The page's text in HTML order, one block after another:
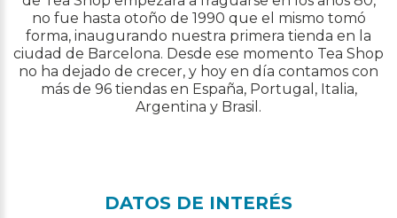
no fue hasta otoño de 1990 que el mismo tomó
forma, inaugurando nuestra primera tienda en la
ciudad de Barcelona. Desde ese momento Tea Shop
no ha dejado de crecer, y hoy en día contamos con
más de 96 tiendas en España, Portugal, Italia,
Argentina y Brasil.
DATOS DE INTERÉS